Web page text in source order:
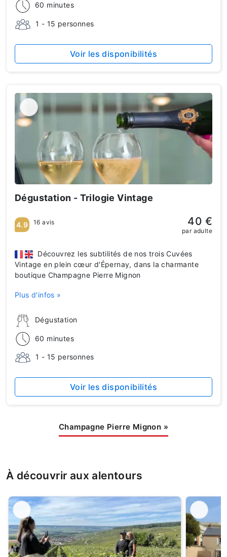
60 minutes
1 - 15 personnes
Voir les disponibilités
Dégustation - Trilogie Vintage
Dégustation
60 minutes
1 - 15 personnes
Découvrez les subtilités de nos trois Cuvées
Vintage en plein cœur d'Épernay, dans la charmante
boutique Champagne Pierre Mignon
Plus d'infos »
4.9 16 avis 40 €
par adulte
Voir les disponibilités
Champagne Pierre Mignon »
À découvrir aux alentours